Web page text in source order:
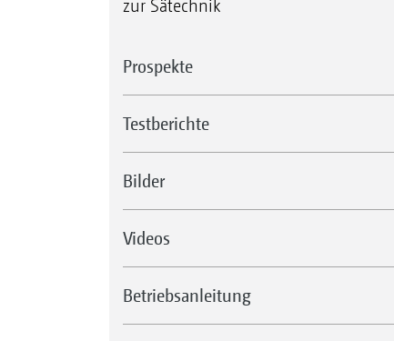
zur Sätechnik
Prospekte
Testberichte
Bilder
Videos
Betriebsanleitung